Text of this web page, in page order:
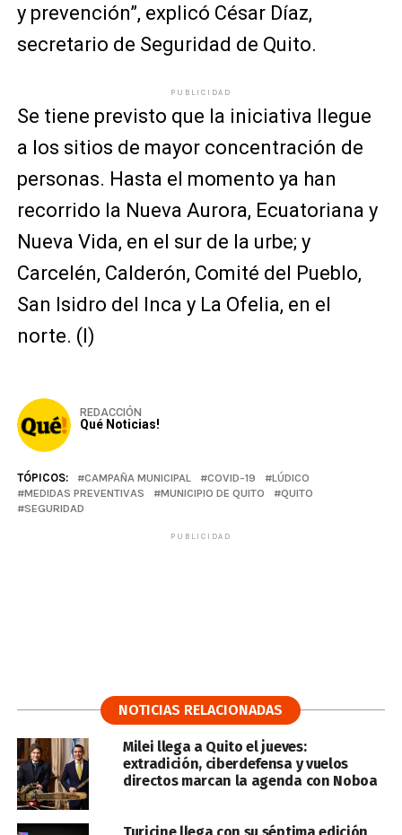
y prevención”, explicó César Díaz,
secretario de Seguridad de Quito.
PUBLICIDAD
Se tiene previsto que la iniciativa llegue
a los sitios de mayor concentración de
personas. Hasta el momento ya han
recorrido la Nueva Aurora, Ecuatoriana y
Nueva Vida, en el sur de la urbe; y
Carcelén, Calderón, Comité del Pueblo,
San Isidro del Inca y La Ofelia, en el
norte. (I)
REDACCIÓN
Qué Noticias!
TÓPICOS: CAMPAÑA MUNICIPAL COVID-19
LÚDICO
MEDIDAS PREVENTIVAS
MUNICIPIO DE QUITO
QUITO
SEGURIDAD
PUBLICIDAD
NOTICIAS RELACIONADAS
Milei llega a Quito el jueves:
extradición, ciberdefensa y vuelos
directos marcan la agenda con Noboa